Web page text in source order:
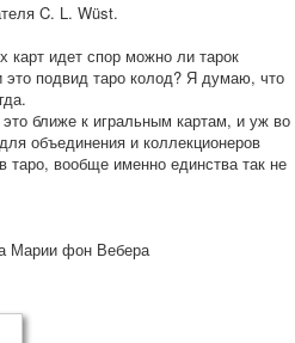
C. L. Wüst.
карт идет спор можно ли тарок
подвид таро колод? Я думаю, что
ближе к игральным картам, и уж во
объединения и коллекционеров
таро, вообще именно единства так не
Марии фон Вебера